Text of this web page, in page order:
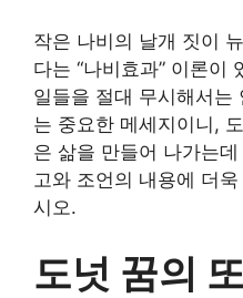
작은 나비의 날개 짓이
다는 “나비효과” 이론이
일들을 절대 무시해서는
는 중요한 메세지이니,
은 삶을 만들어 나가는
고와 조언의 내용에 더
시오.
도넛 꿈의